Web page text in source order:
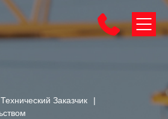
Технический Заказчик
|